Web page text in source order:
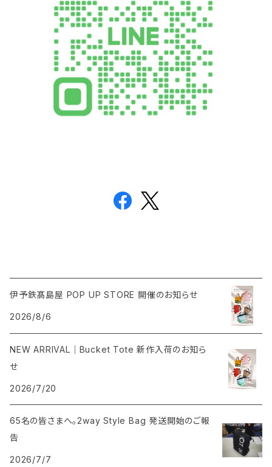
伊予鉄髙島屋 POP UP STORE 開催のお知らせ
2026/8/6
NEW ARRIVAL｜Bucket Tote 新作入荷のお知ら
せ
2026/7/20
65名の皆さまへ。2way Style Bag 発送開始のご報
告
2026/7/7